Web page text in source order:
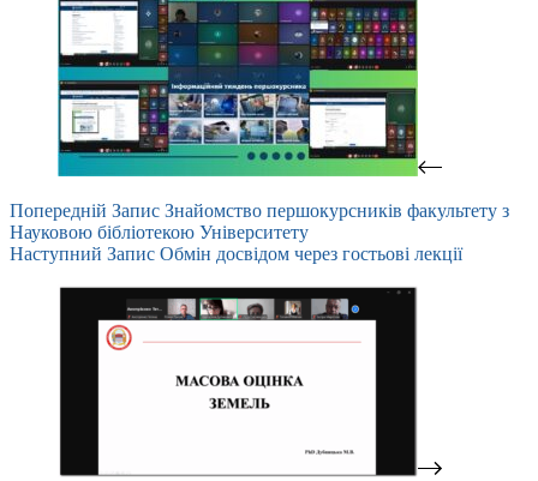
Попередній Запис Знайомство першокурсників факультету з
Науковою бібліотекою Університету
Наступний Запис Обмін досвідом через гостьові лекції